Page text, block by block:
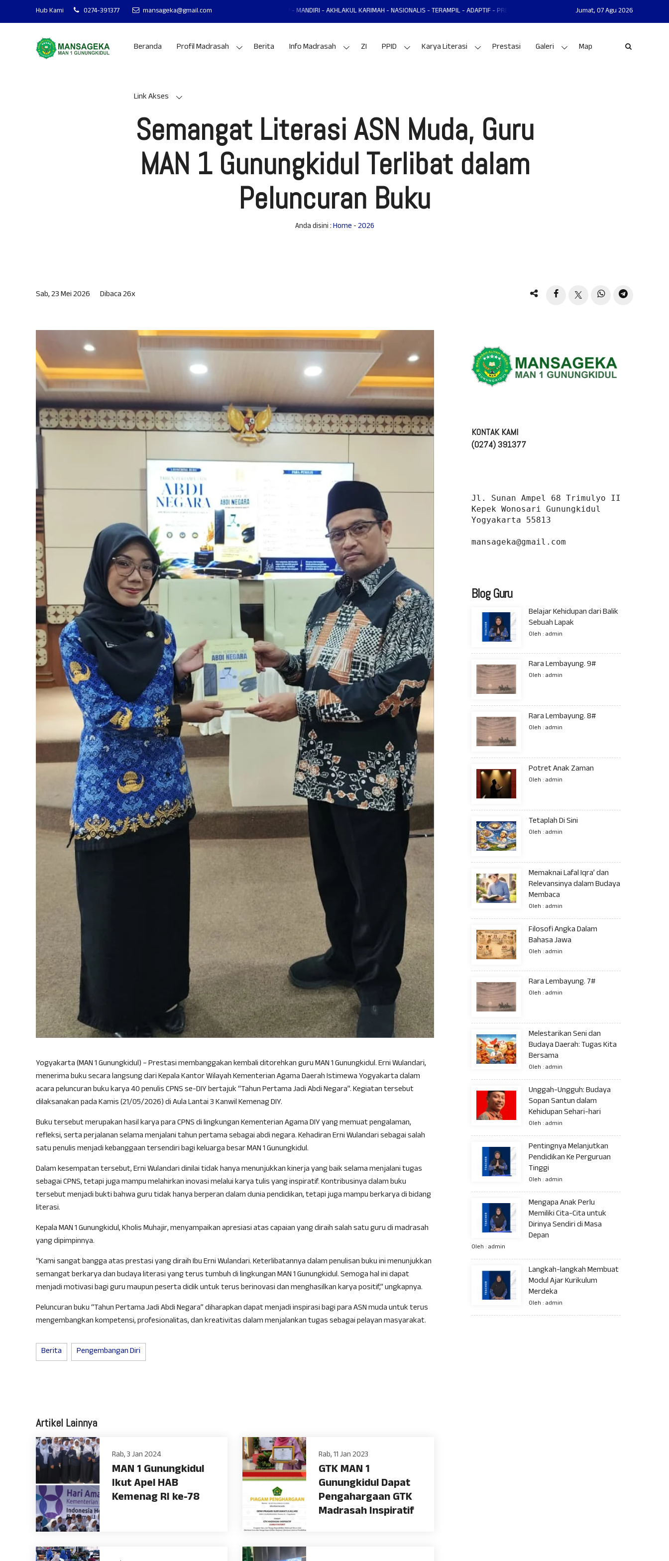
Hub Kami 0274-391377 mansageka@gmail.com
MAN 1 GUNUNGKIDUL MANTAP - MANDIRI - AKHLAKUL KARIMAH - NASIONALIS - TERAMPIL - ADAPTIF - PRESTASI MAN 1 GUNUNGKIDUL MANTAP - MANDIRI - AKHLAKUL
Jumat,07 Agu 2026
Beranda Profil Madrasah Berita Info Madrasah ZI PPID Karya Literasi Prestasi Galeri Map
Link Akses
Semangat Literasi ASN Muda, Guru
MAN 1 Gunungkidul Terlibat dalam
Peluncuran Buku
Anda disini :Home -2026
Sab, 23 Mei 2026 Dibaca 26x
Yogyakarta (MAN 1 Gunungkidul) – Prestasi membanggakan kembali ditorehkan guru MAN 1 Gunungkidul. Erni Wulandari,
menerima buku secara langsung dari Kepala Kantor Wilayah Kementerian Agama Daerah Istimewa Yogyakarta dalam
acara peluncuran buku karya 40 penulis CPNS se-DIY bertajuk “Tahun Pertama Jadi Abdi Negara”. Kegiatan tersebut
dilaksanakan pada Kamis (21/05/2026) di Aula Lantai 3 Kanwil Kemenag DIY.
Buku tersebut merupakan hasil karya para CPNS di lingkungan Kementerian Agama DIY yang memuat pengalaman,
refleksi, serta perjalanan selama menjalani tahun pertama sebagai abdi negara. Kehadiran Erni Wulandari sebagai salah
satu penulis menjadi kebanggaan tersendiri bagi keluarga besar MAN 1 Gunungkidul.
Dalam kesempatan tersebut, Erni Wulandari dinilai tidak hanya menunjukkan kinerja yang baik selama menjalani tugas
sebagai CPNS, tetapi juga mampu melahirkan inovasi melalui karya tulis yang inspiratif. Kontribusinya dalam buku
tersebut menjadi bukti bahwa guru tidak hanya berperan dalam dunia pendidikan, tetapi juga mampu berkarya di bidang
literasi.
Kepala MAN 1 Gunungkidul, Kholis Muhajir, menyampaikan apresiasi atas capaian yang diraih salah satu guru di madrasah
yang dipimpinnya.
“Kami sangat bangga atas prestasi yang diraih Ibu Erni Wulandari. Keterlibatannya dalam penulisan buku ini menunjukkan
semangat berkarya dan budaya literasi yang terus tumbuh di lingkungan MAN 1 Gunungkidul. Semoga hal ini dapat
menjadi motivasi bagi guru maupun peserta didik untuk terus berinovasi dan menghasilkan karya positif,” ungkapnya.
Peluncuran buku “Tahun Pertama Jadi Abdi Negara” diharapkan dapat menjadi inspirasi bagi para ASN muda untuk terus
mengembangkan kompetensi, profesionalitas, dan kreativitas dalam menjalankan tugas sebagai pelayan masyarakat.
Berita Pengembangan Diri
Artikel Lainnya
Rab, 3 Jan 2024
MAN 1 Gunungkidul
Ikut Apel HAB
Kemenag RI ke-78
Rab, 11 Jan 2023
GTK MAN 1
Gunungkidul Dapat
Pengahargaan GTK
Madrasah Inspiratif
KONTAK KAMI
(0274) 391377
Jl. Sunan Ampel 68 Trimulyo II
Kepek Wonosari Gunungkidul
Yogyakarta 55813
mansageka@gmail.com
Blog Guru
Belajar Kehidupan dari Balik
Sebuah Lapak
Oleh : admin
Rara Lembayung. 9#
Oleh : admin
Rara Lembayung. 8#
Oleh : admin
Potret Anak Zaman
Oleh : admin
Tetaplah Di Sini
Oleh : admin
Memaknai Lafal Iqra’ dan
Relevansinya dalam Budaya
Membaca
Oleh : admin
Filosofi Angka Dalam
Bahasa Jawa
Oleh : admin
Rara Lembayung. 7#
Oleh : admin
Melestarikan Seni dan
Budaya Daerah: Tugas Kita
Bersama
Oleh : admin
Unggah-Ungguh: Budaya
Sopan Santun dalam
Kehidupan Sehari-hari
Oleh : admin
Pentingnya Melanjutkan
Pendidikan Ke Perguruan
Tinggi
Oleh : admin
Mengapa Anak Perlu
Memiliki Cita-Cita untuk
Dirinya Sendiri di Masa
Depan
Oleh : admin
Langkah-langkah Membuat
Modul Ajar Kurikulum
Merdeka
Oleh : admin